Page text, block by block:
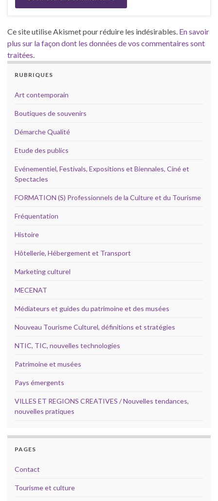
Ce site utilise Akismet pour réduire les indésirables. En savoir
plus sur la façon dont les données de vos commentaires sont
traitées.
RUBRIQUES
Art contemporain
Boutiques de souvenirs
Démarche Qualité
Etude des publics
Evénementiel, Festivals, Expositions et Biennales, Ciné et
Spectacles
FORMATION (S) Professionnels de la Culture et du Tourisme
Fréquentation
Histoire
Hôtellerie, Hébergement et Transport
Marketing culturel
MECENAT
Médiateurs et guides du patrimoine et des musées
Nouveau Tourisme Culturel, définitions et stratégies
NTIC, TIC, nouvelles technologies
Patrimoine et musées
Pays émergents
VILLES ET REGIONS CREATIVES / Nouvelles tendances,
nouvelles pratiques
PAGES
Contact
Tourisme et culture